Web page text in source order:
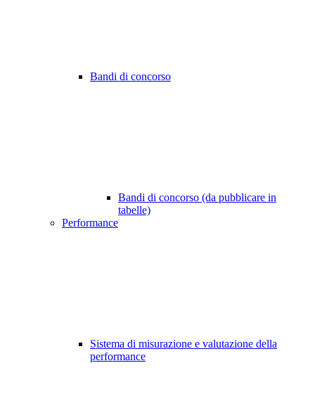
Bandi di concorso
Bandi di concorso (da pubblicare in
tabelle)
Performance
Sistema di misurazione e valutazione della
performance